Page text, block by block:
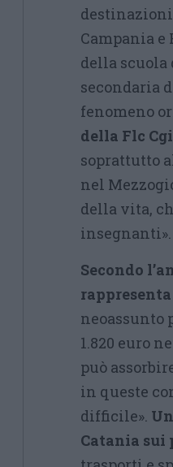
Campania
della scuola
secondaria
fenomeno
della Flc
soprattutto
nel
della vita,
insegnanti».
Secondo
neoassunto
1.820 euro
può
in queste
difficile».
Catania